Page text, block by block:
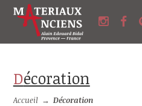
Décoration
Accueil → Décoration